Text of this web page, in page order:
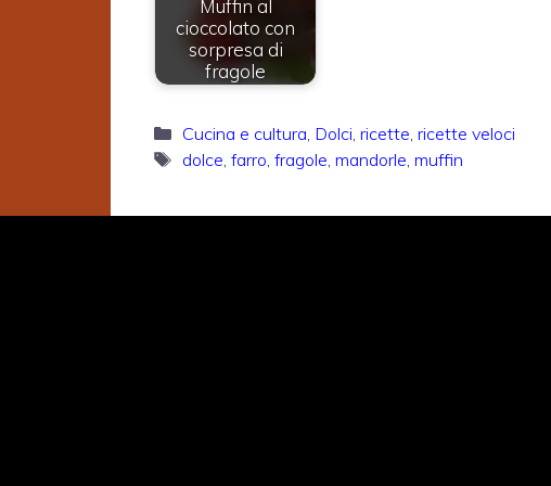
Muffin al
cioccolato con
sorpresa di
fragole
Categorie
Cucina e cultura Dolci ricette ricette veloci
Tag
dolce farro fragole mandorle muffin